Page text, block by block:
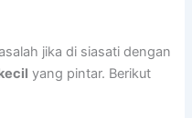
jika di siasati dengan
yang pintar. Berikut